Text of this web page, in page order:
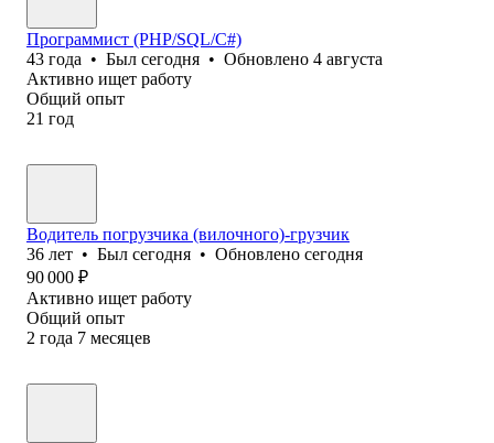
Программист (PHP/SQL/C#)
43 года • Был сегодня • Обновлено 4 августа
Активно ищет работу
Общий опыт
21 год
Водитель погрузчика (вилочного)-грузчик
36 лет • Был сегодня • Обновлено сегодня
90 000 ₽
Активно ищет работу
Общий опыт
2 года 7 месяцев